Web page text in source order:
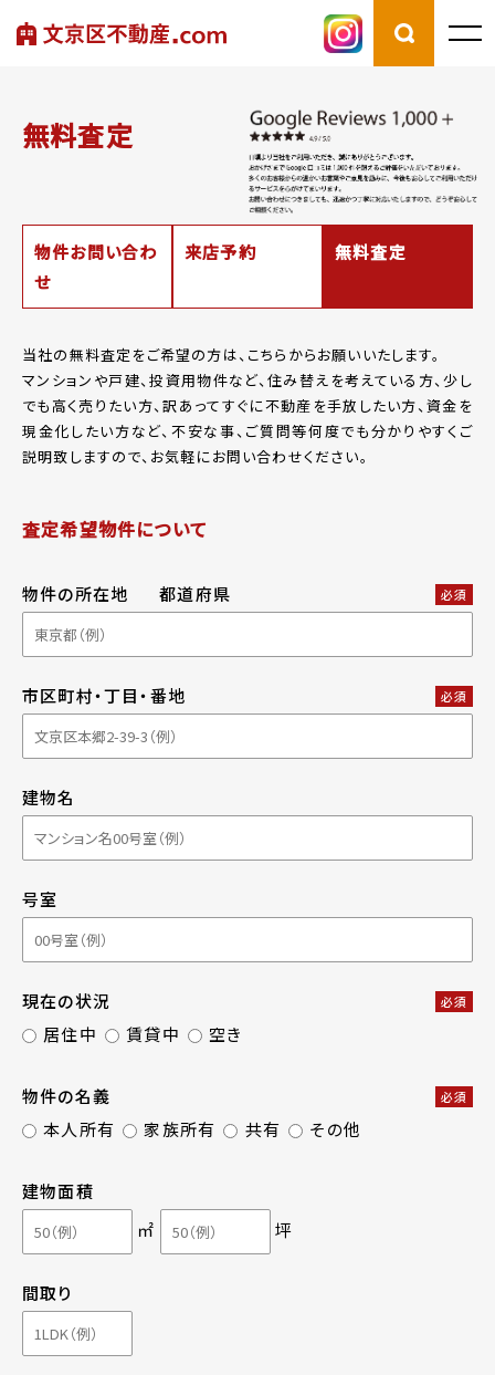
無料査定
物件お問い合わ
せ
来店予約 無料査定
当社の無料査定をご希望の方は、こちらからお願いいたします。
マンションや戸建、投資用物件など、住み替えを考えている方、少し
でも高く売りたい方、訳あってすぐに不動産を手放したい方、資金を
現金化したい方など、 不安な事、ご質問等何度でも分かりやすくご
説明致しますので、お気軽にお問い合わせください。
査定希望物件について
物件の所在地 都道府県 必須
市区町村・丁目・番地 必須
建物名
号室
現在の状況 必須
居住中 賃貸中 空き
物件の名義 必須
本人所有 家族所有 共有 その他
建物面積
㎡
坪
間取り